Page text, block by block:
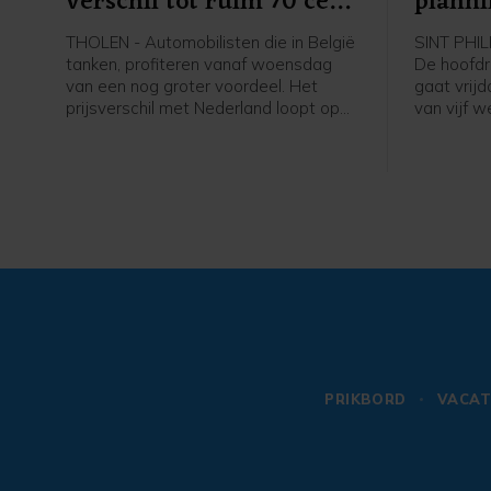
per liter
THOLEN - Automobilisten die in België
tanken, profiteren vanaf woensdag
van een nog groter voordeel. Het
prijsverschil met Nederland loopt op
SINT
De
gaat
van vijf
PRIKBORD